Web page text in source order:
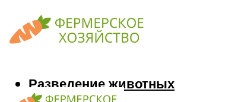
Разведение животных